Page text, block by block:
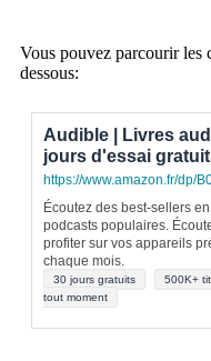
Vous pouvez parcourir les
dessous:
Audible | Livres
jours d'essai gratuit
https://www.amazon.fr/dp/
Écoutez des best-sellers
podcasts populaires.
profiter sur vos appareils
chaque mois.
30 jours gratuits 500K+
tout moment